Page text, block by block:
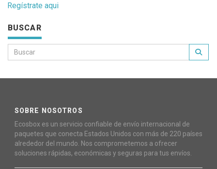
Regístrate aqui
BUSCAR
SOBRE NOSOTROS
Ecosbox es un servicio confiable de envío internacional de
paquetes que conecta Estados Unidos con más de 220 países
alrededor del mundo. Nos comprometemos a ofrecer
soluciones rápidas, económicas y seguras para tus envíos.